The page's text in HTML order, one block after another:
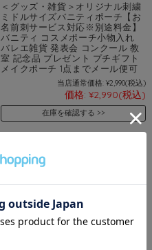
＜グッズ・雑貨＞オリジナル刺繍
ミドルサイズバニティポーチ【お
名前刺サービス対応※別途料金】
バニティ コスメポーチ小物入れ
バレエ雑貨 発表会 コンクール 教
室 記念品 プレゼント プチギフト
メイクポーチ 1点までメール便可
当店通常価格: ¥2,990(税込)
価格: ¥2,990(税込)
在庫を確認する